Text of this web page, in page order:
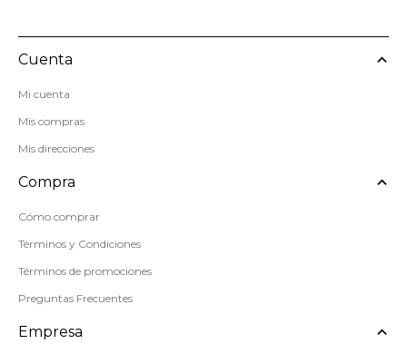
Cuenta
Mi cuenta
Mis compras
Mis direcciones
Compra
Cómo comprar
Términos y Condiciones
Términos de promociones
Preguntas Frecuentes
Empresa